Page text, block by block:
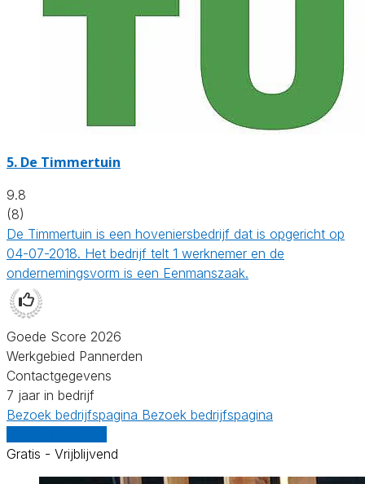
5. De Timmertuin
9.8
(8)
De Timmertuin is een hoveniersbedrijf dat is opgericht op
04-07-2018. Het bedrijf telt 1 werknemer en de
ondernemingsvorm is een Eenmanszaak.
Goede Score 2026
Werkgebied Pannerden
Contactgegevens
7 jaar in bedrijf
Bezoek bedrijfspagina Bezoek bedrijfspagina
Gratis - Vrijblijvend